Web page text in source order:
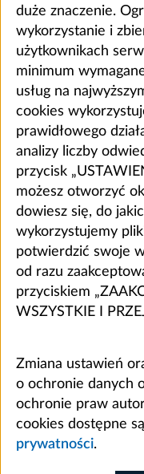
duże znaczenie.
wykorzystanie i
użytkownikach
minimum
usług na
cookies
prawidłowego
analizy liczby
przycisk
możesz otworzyć
dowiesz się, do
wykorzystujemy
potwierdzić swoje
od razu
przyciskiem
WSZYSTKIE I
Zmiana ustawień
o ochronie danych
ochronie praw
cookies dostępne
prywatności.